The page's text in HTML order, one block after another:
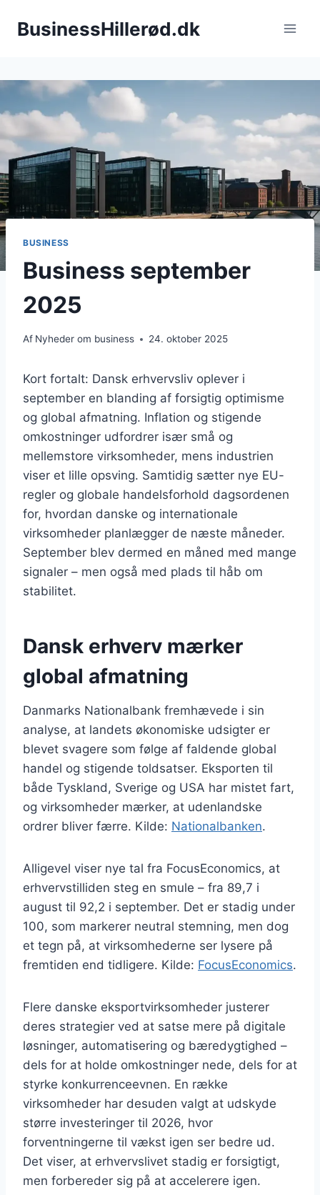
BusinessHillerød.dk
BUSINESS
Business september
2025
Af Nyheder om business 24. oktober 2025
Kort fortalt: Dansk erhvervsliv oplever i
september en blanding af forsigtig optimisme
og global afmatning. Inflation og stigende
omkostninger udfordrer især små og
mellemstore virksomheder, mens industrien
viser et lille opsving. Samtidig sætter nye EU-
regler og globale handelsforhold dagsordenen
for, hvordan danske og internationale
virksomheder planlægger de næste måneder.
September blev dermed en måned med mange
signaler – men også med plads til håb om
stabilitet.
Dansk erhverv mærker
global afmatning
Danmarks Nationalbank fremhævede i sin
analyse, at landets økonomiske udsigter er
blevet svagere som følge af faldende global
handel og stigende toldsatser. Eksporten til
både Tyskland, Sverige og USA har mistet fart,
og virksomheder mærker, at udenlandske
ordrer bliver færre. Kilde: Nationalbanken.
Alligevel viser nye tal fra FocusEconomics, at
erhvervstilliden steg en smule – fra 89,7 i
august til 92,2 i september. Det er stadig under
100, som markerer neutral stemning, men dog
et tegn på, at virksomhederne ser lysere på
fremtiden end tidligere. Kilde: FocusEconomics.
Flere danske eksportvirksomheder justerer
deres strategier ved at satse mere på digitale
løsninger, automatisering og bæredygtighed –
dels for at holde omkostninger nede, dels for at
styrke konkurrenceevnen. En række
virksomheder har desuden valgt at udskyde
større investeringer til 2026, hvor
forventningerne til vækst igen ser bedre ud.
Det viser, at erhvervslivet stadig er forsigtigt,
men forbereder sig på at accelerere igen.